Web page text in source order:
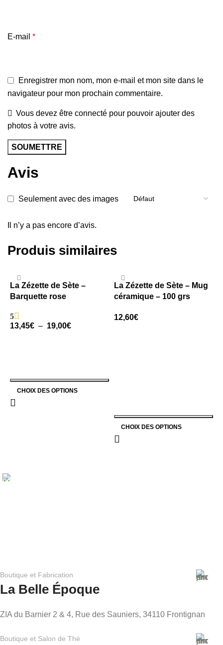
Avis
Seulement avec des images
Il n’y a pas encore d’avis.
E-mail *
Enregistrer mon nom, mon e-mail et mon site dans le
navigateur pour mon prochain commentaire.
Vous devez être connecté pour pouvoir ajouter des
photos à votre avis.
Produis similaires
La Zézette de Sète –
Barquette rose
5
13,45€ – 19,00€
CHOIX DES OPTIONS
La Zézette de Sète – Mug
céramique – 100 grs
12,60€
CHOIX DES OPTIONS
Boutique et Fabrication
La Belle Époque
ZIA du Barnier 2 & 4, Rue des Sauniers, 34110 Frontignan
Boutique et Salon de Thé